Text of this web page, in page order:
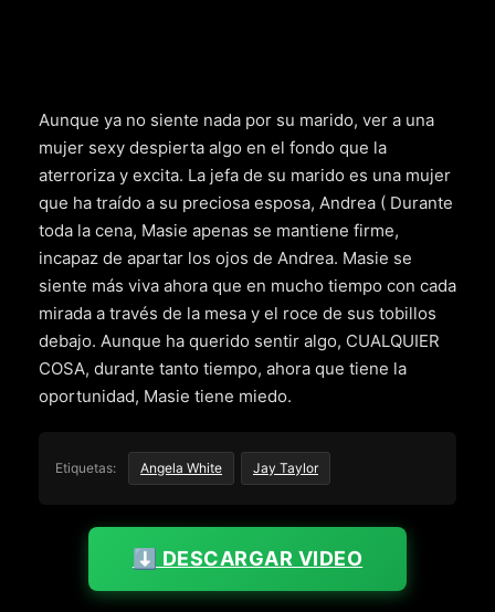
Aunque ya no siente nada por su marido, ver a una
mujer sexy despierta algo en el fondo que la
aterroriza y excita. La jefa de su marido es una mujer
que ha traído a su preciosa esposa, Andrea ( Durante
toda la cena, Masie apenas se mantiene firme,
incapaz de apartar los ojos de Andrea. Masie se
siente más viva ahora que en mucho tiempo con cada
mirada a través de la mesa y el roce de sus tobillos
debajo. Aunque ha querido sentir algo, CUALQUIER
COSA, durante tanto tiempo, ahora que tiene la
oportunidad, Masie tiene miedo.
Etiquetas: Angela White Jay Taylor
⬇️ DESCARGAR VIDEO